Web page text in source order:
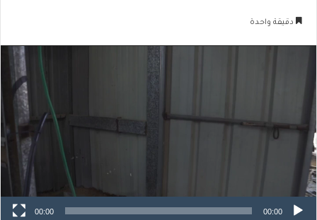
دقيقة واحدة
00:00
00:00